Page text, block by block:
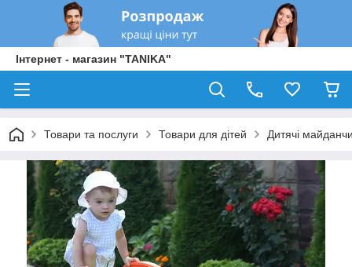
Інтернет - магазин "TANIKA"
Товари та послуги Товари для дітей Дитячі